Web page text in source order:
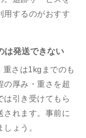
用するのがおすす
は発送できない
重さは1kgまでのも
の厚み・重さを超
は引き受けてもら
されます。事前に
ょう。